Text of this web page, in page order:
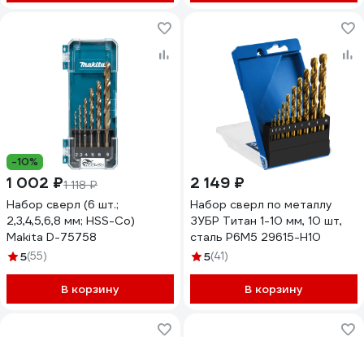
-10%
1 002 ₽1 118 ₽
Набор сверл (6 шт.;
2,3,4,5,6,8 мм; HSS-Co)
Makita D-75758
5(55)
В корзину
2 149 ₽
Набор сверл по металлу
ЗУБР Титан 1-10 мм, 10 шт,
сталь Р6М5 29615-H10
5(41)
В корзину